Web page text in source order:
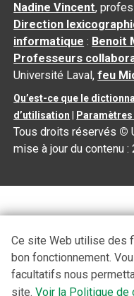
Nadine Vincent,
Direction
informatique : Benoit
Professeurs
Université Laval,feu
Qu’est-ce que le
d’utilisation
Tous droits réservés ©
mise à jour du contenu :
Ce site Web utilise des
bon fonctionnement.
facultatifs nous
site. Voir la Politique de